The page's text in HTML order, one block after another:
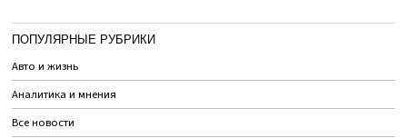
ПОПУЛЯРНЫЕ РУБРИКИ
Авто и жизнь
Аналитика и мнения
Все новости